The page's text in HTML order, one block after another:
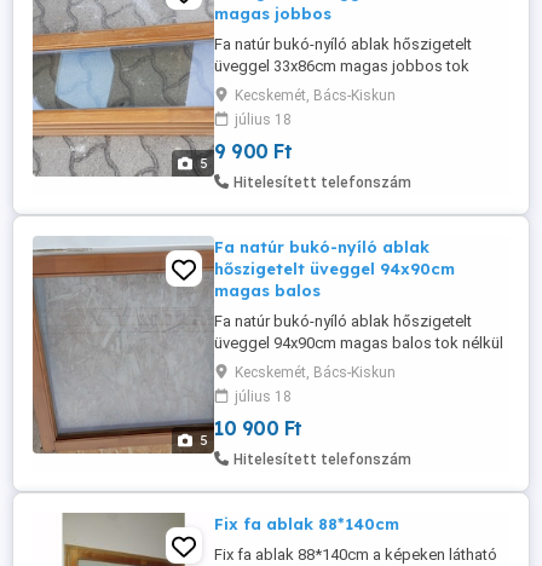
5
magas jobbos
Fa natúr bukó-nyíló ablak hőszigetelt
üveggel 33x86cm magas jobbos tok
nélkül a képeken látható állapotban eladó.
Roto vasalat jól működik! A tokba
becsukódó méretet adtam meg.
Kecskemét, Bács-Kiskun
július 18
9 900 Ft
Hitelesített telefonszám
5
Fa natúr bukó-nyíló ablak
hőszigetelt üveggel 94x90cm
magas balos
Fa natúr bukó-nyíló ablak hőszigetelt
üveggel 94x90cm magas balos tok nélkül
a képeken látható állapotban eladó. Roto
vasalat jól működik! A tokba becsukódó
méretet adtam meg.
Kecskemét, Bács-Kiskun
július 18
10 900 Ft
Hitelesített telefonszám
Fix fa ablak 88*140cm
Fix fa ablak 88*140cm a képeken látható